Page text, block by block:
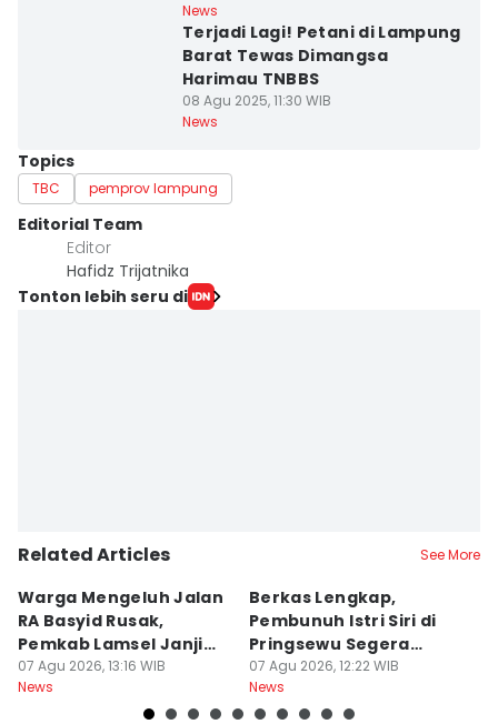
News
Terjadi Lagi! Petani di Lampung
Barat Tewas Dimangsa
Harimau TNBBS
08 Agu 2025, 11:30 WIB
News
Topics
TBC pemprov lampung
Editorial Team
Editor
Hafidz Trijatnika
Tonton lebih seru di
Related Articles See More
Warga Mengeluh Jalan
RA Basyid Rusak,
Pemkab Lamsel Janji
Segera Perbaiki
07 Agu 2026, 13:16 WIB
News
Berkas Lengkap,
Pembunuh Istri Siri di
Pringsewu Segera
Disidang
07 Agu 2026, 12:22 WIB
News